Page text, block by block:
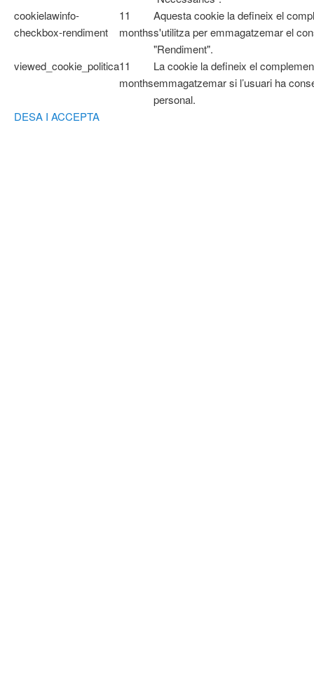
cookielawinfo-
checkbox-rendiment
11
months
Aquesta cookie la defineix el
s'utilitza per emmagatzemar el
"Rendiment".
viewed_cookie_politica11
months
La cookie la defineix el
emmagatzemar si l’usuari ha
personal.
DESA I ACCEPTA